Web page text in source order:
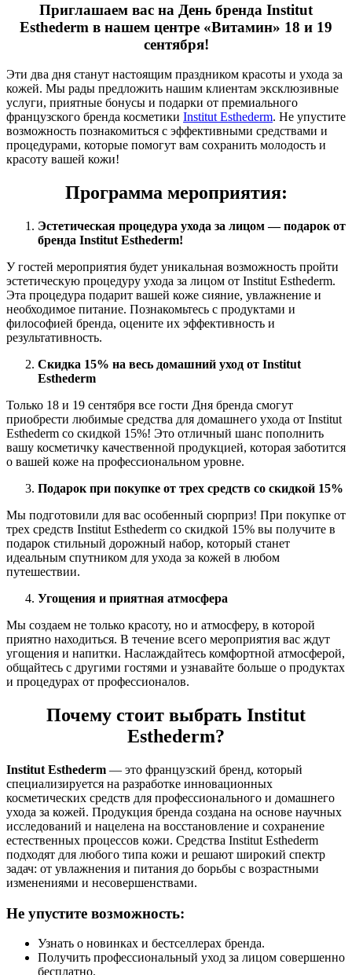
Приглашаем вас на День бренда Institut
Esthederm в нашем центре «Витамин» 18 и 19
сентября!
Эти два дня станут настоящим праздником красоты и ухода за
кожей. Мы рады предложить нашим клиентам эксклюзивные
услуги, приятные бонусы и подарки от премиального
французского бренда косметики Institut Esthederm. Не упустите
возможность познакомиться с эффективными средствами и
процедурами, которые помогут вам сохранить молодость и
красоту вашей кожи!
Программа мероприятия:
Эстетическая процедура ухода за лицом — подарок от
бренда Institut Esthederm!
У гостей мероприятия будет уникальная возможность пройти
эстетическую процедуру ухода за лицом от Institut Esthederm.
Эта процедура подарит вашей коже сияние, увлажнение и
необходимое питание. Познакомьтесь с продуктами и
философией бренда, оцените их эффективность и
результативность.
Скидка 15% на весь домашний уход от Institut
Esthederm
Только 18 и 19 сентября все гости Дня бренда смогут
приобрести любимые средства для домашнего ухода от Institut
Esthederm со скидкой 15%! Это отличный шанс пополнить
вашу косметичку качественной продукцией, которая заботится
о вашей коже на профессиональном уровне.
Подарок при покупке от трех средств со скидкой 15%
Мы подготовили для вас особенный сюрприз! При покупке от
трех средств Institut Esthederm со скидкой 15% вы получите в
подарок стильный дорожный набор, который станет
идеальным спутником для ухода за кожей в любом
путешествии.
Угощения и приятная атмосфера
Мы создаем не только красоту, но и атмосферу, в которой
приятно находиться. В течение всего мероприятия вас ждут
угощения и напитки. Наслаждайтесь комфортной атмосферой,
общайтесь с другими гостями и узнавайте больше о продуктах
и процедурах от профессионалов.
Почему стоит выбрать Institut
Esthederm?
Institut Esthederm — это французский бренд, который
специализируется на разработке инновационных
косметических средств для профессионального и домашнего
ухода за кожей. Продукция бренда создана на основе научных
исследований и нацелена на восстановление и сохранение
естественных процессов кожи. Средства Institut Esthederm
подходят для любого типа кожи и решают широкий спектр
задач: от увлажнения и питания до борьбы с возрастными
изменениями и несовершенствами.
Не упустите возможность:
Узнать о новинках и бестселлерах бренда.
Получить профессиональный уход за лицом совершенно
бесплатно.